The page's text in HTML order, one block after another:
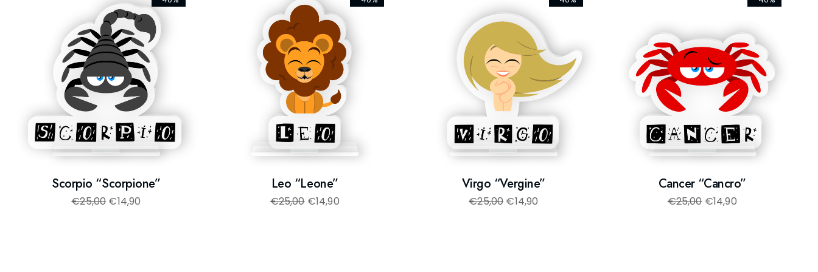
Scorpio “Scorpione”
€25,00 €14,90
Leo “Leone”
€25,00 €14,90
Virgo “Vergine”
€25,00 €14,90
Cancer “Cancro”
€25,00 €14,90